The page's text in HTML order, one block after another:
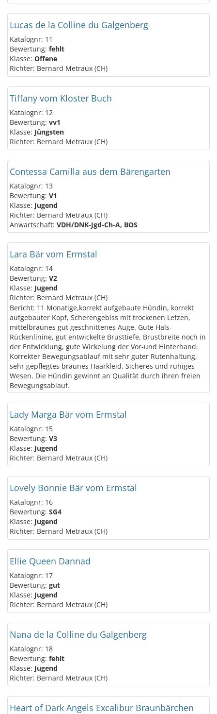
Lucas de la Colline du Galgenberg
Katalognr: 11
Bewertung: fehlt
Klasse: Offene
Richter: Bernard Metraux (CH)
Tiffany vom Kloster Buch
Katalognr: 12
Bewertung: vv1
Klasse: Jüngsten
Richter: Bernard Metraux (CH)
Contessa Camilla aus dem Bärengarten
Katalognr: 13
Bewertung: V1
Klasse: Jugend
Richter: Bernard Metraux (CH)
Anwartschaft: VDH/DNK-Jgd-Ch-A, BOS
Lara Bär vom Ermstal
Katalognr: 14
Bewertung: V2
Klasse: Jugend
Richter: Bernard Metraux (CH)
Bericht: 11 Monatige,korrekt aufgebaute Hündin, korrekt
aufgebauter Kopf, Scherengebiss mit trockenen Lefzen,
mittelbraunes gut geschnittenes Auge. Gute Hals-
Rückenlinine, gut entwickelte Brusttiefe, Brustbreite noch in
der Entwicklung, gute Wickelung der Vor-und Hinterhand.
Korrekter Bewegungsablauf mit sehr guter Rutenhaltung,
sehr gepflegtes braunes Haarkleid. Sicheres und ruhiges
Wesen. Die Hündin gewinnt an Qualität durch ihren freien
Bewegungsablauf.
Lady Marga Bär vom Ermstal
Katalognr: 15
Bewertung: V3
Klasse: Jugend
Richter: Bernard Metraux (CH)
Lovely Bonnie Bär vom Ermstal
Katalognr: 16
Bewertung: SG4
Klasse: Jugend
Richter: Bernard Metraux (CH)
Ellie Queen Dannad
Katalognr: 17
Bewertung: gut
Klasse: Jugend
Richter: Bernard Metraux (CH)
Nana de la Colline du Galgenberg
Katalognr: 18
Bewertung: fehlt
Klasse: Jugend
Richter: Bernard Metraux (CH)
Heart of Dark Angels Excalibur Braunbärchen